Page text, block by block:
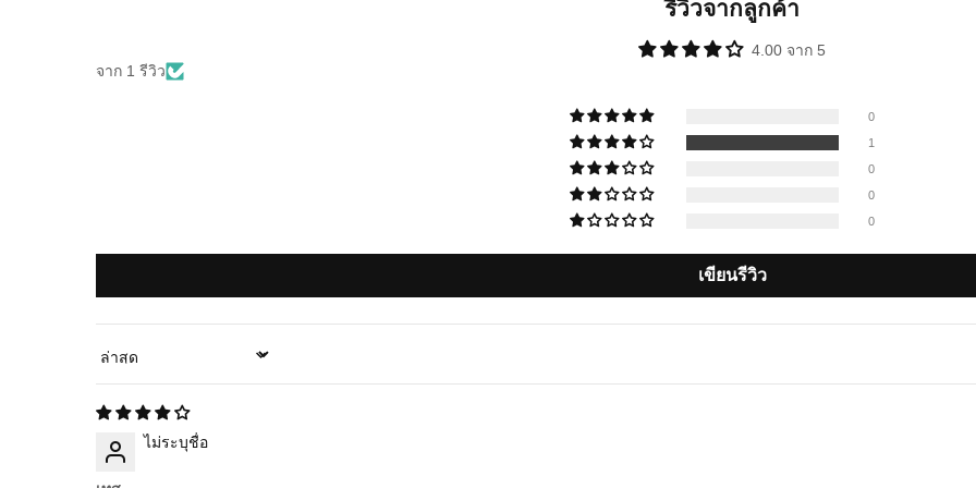
รีวิวจากลูกค้า
4.00 จาก 5
จาก 1 รีวิว
0
1
0
0
0
เขียนรีวิว
Sort by
ไม่ระบุชื่อ